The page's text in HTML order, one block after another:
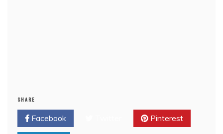
SHARE
Facebook Pinterest